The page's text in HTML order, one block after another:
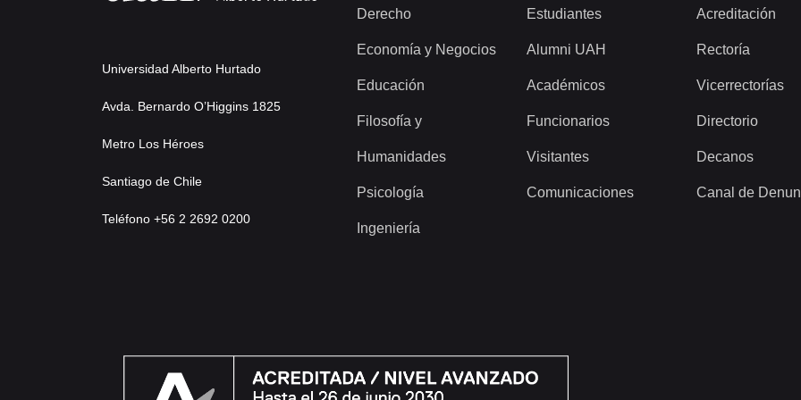
Universidad Alberto Hurtado
Avda. Bernardo O’Higgins 1825
Metro Los Héroes
Santiago de Chile
Teléfono +56 2 2692 0200
Derecho
Economía y Negocios
Educación
Filosofía y
Humanidades
Psicología
Ingeniería
Estudiantes
Alumni UAH
Académicos
Funcionarios
Visitantes
Comunicaciones
Acreditación
Rectoría
Vicerrectorías
Directorio
Decanos
Canal de